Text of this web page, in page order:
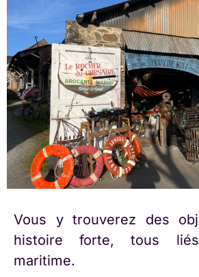
Vous y trouverez des
histoire forte, tous
maritime.